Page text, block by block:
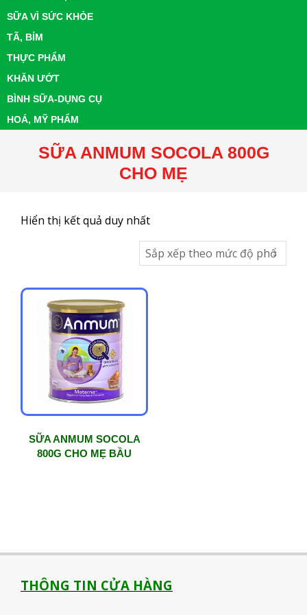
SỮA VÌ SỨC KHỎE
TÃ, BỈM
THỰC PHẨM
KHĂN ƯỚT
BÌNH SỮA-DỤNG CỤ
HOÁ, MỸ PHẨM
SỮA ANMUM SOCOLA 800G
CHO MẸ
Hiển thị kết quả duy nhất
SỮA ANMUM SOCOLA
800G CHO MẸ BẦU
THÔNG TIN CỬA HÀNG